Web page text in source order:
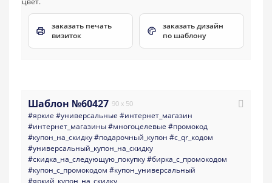
заказать печать
визиток
заказать дизайн
по шаблону
Шаблон №60427 90 x 50
#яркие #универсальные #интернет_магазин
#интернет_магазины#многоцелевые #промокод
#купон_на_скидку#подарочный_купон #с_qr_кодом
#универсальный_купон_на_скидку
#скидка_на_следующую_покупку#бирка_с_промокодом
#купон_с_промокодом #купон_универсальный